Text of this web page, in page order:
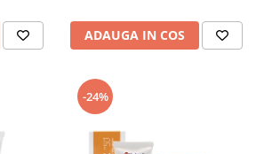
ADAUGA IN COS
-24%